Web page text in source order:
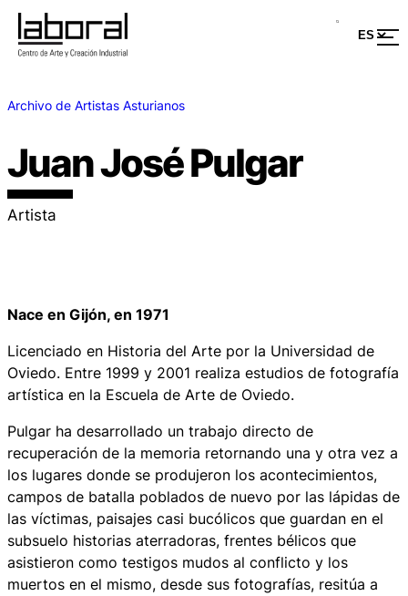
Archivo de Artistas Asturianos
Juan José Pulgar
Artista
Nace en Gijón, en 1971
Licenciado en Historia del Arte por la Universidad de
Oviedo. Entre 1999 y 2001 realiza estudios de fotografía
artística en la Escuela de Arte de Oviedo.
Pulgar ha desarrollado un trabajo directo de
recuperación de la memoria retornando una y otra vez a
los lugares donde se produjeron los acontecimientos,
campos de batalla poblados de nuevo por las lápidas de
las víctimas, paisajes casi bucólicos que guardan en el
subsuelo historias aterradoras, frentes bélicos que
asistieron como testigos mudos al conflicto y los
muertos en el mismo, desde sus fotografías, resitúa a